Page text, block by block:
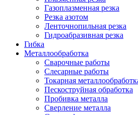
Газоплазменная резка
Резка азотом
Ленточнопильная резка
Гидроабразивная резка
Гибка
Металлообработка
Сварочные работы
Слесарные работы
Токарная
Пескоструйная обработка
Пробивка металла
Сверление металла